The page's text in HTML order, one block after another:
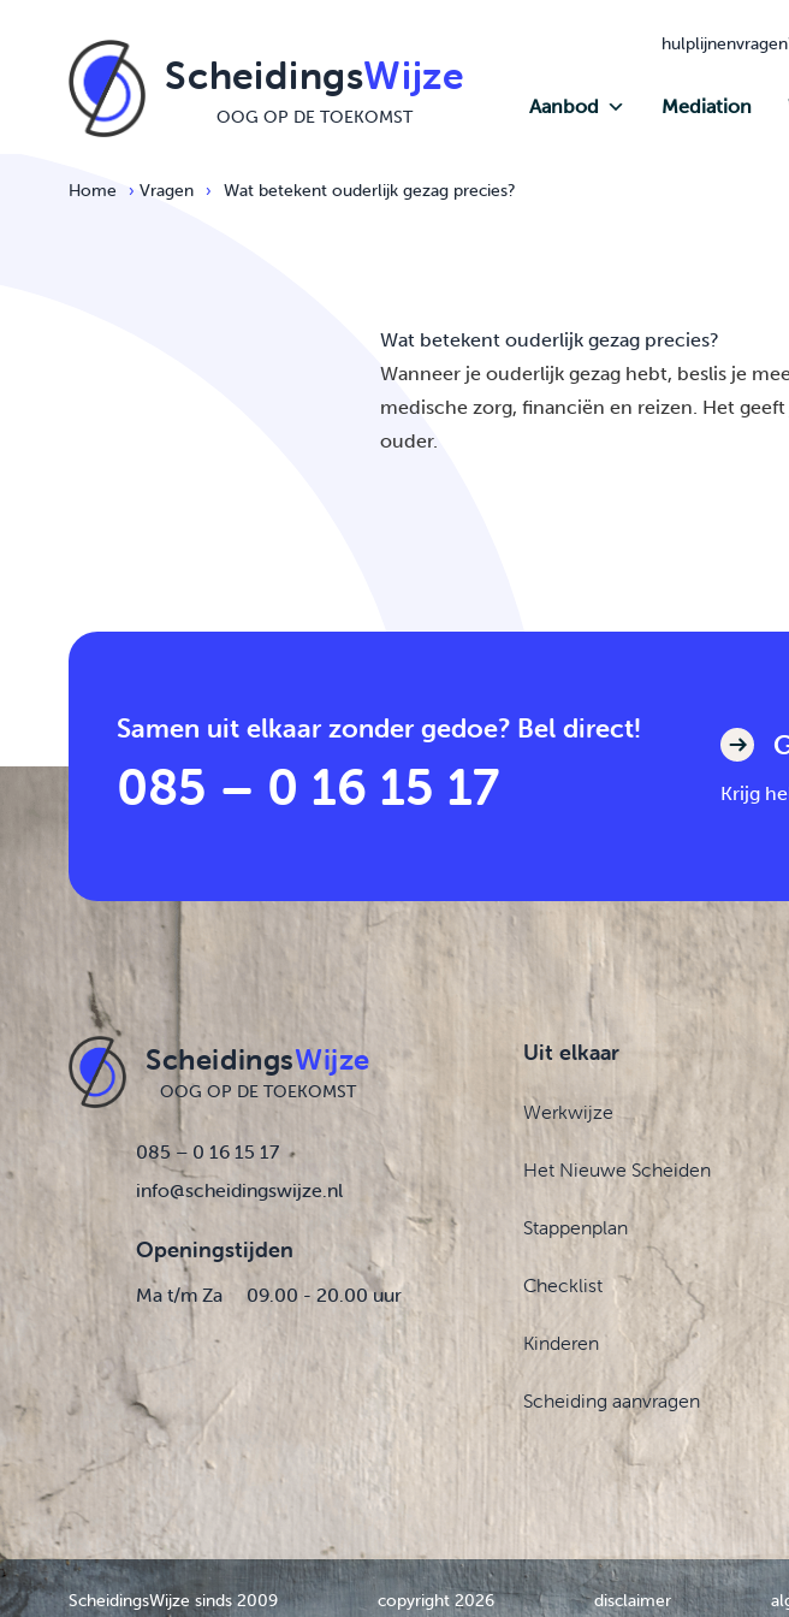
ScheidingsWijze
OOG OP DE TOEKOMST
hulplijnen
Aanbod Mediation
Home › Vragen › Wat betekent ouderlijk gezag precies?
Wat betekent ouderlijk gezag precies?
Wanneer je ouderlijk gezag hebt, beslis je
medische zorg, financiën en reizen. Het
ouder.
Samen uit elkaar zonder gedoe? Bel direct!
085 – 0 16 15 17 Krijg
ScheidingsWijze
OOG OP DE TOEKOMST
085 – 0 16 15 17
info@scheidingswijze.nl
Openingstijden
Ma t/m Za 09.00 - 20.00 uur
Uit elkaar
Werkwijze
Het Nieuwe Scheiden
Stappenplan
Checklist
Kinderen
Scheiding aanvragen
ScheidingsWijze sinds 2009 copyright 2026 disclaimer